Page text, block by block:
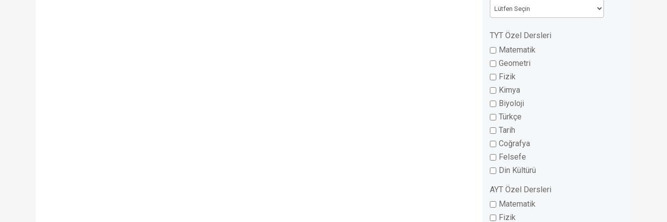
TYT Özel Dersleri
Matematik
Geometri
Fizik
Kimya
Biyoloji
Türkçe
Tarih
Coğrafya
Felsefe
Din Kültürü
AYT Özel Dersleri
Matematik
Fizik